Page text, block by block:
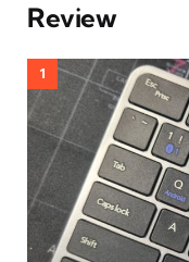
Review